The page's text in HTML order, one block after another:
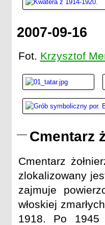
2007-09-16
Fot. Krzysztof
Cmentarz
Cmentarz
zlokalizowany
zajmuje
włoskiej
1918. Po 1945